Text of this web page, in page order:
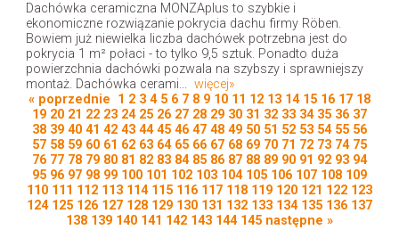
Dachówka ceramiczna MONZAplus to szybkie i
ekonomiczne rozwiązanie pokrycia dachu firmy Röben.
Bowiem już niewielka liczba dachówek potrzebna jest do
pokrycia 1 m² połaci - to tylko 9,5 sztuk. Ponadto duża
powierzchnia dachówki pozwala na szybszy i sprawniejszy
montaż. Dachówka cerami... więcej»
« poprzednie 1 2 3 4 5 6 7 8 9 10 11 12 13 14 15 16 17 18
19 20 21 22 23 24 25 26 27 28 29 30 31 32 33 34 35 36 37
38 39 40 41 42 43 44 45 46 47 48 49 50 51 52 53 54 55 56
57 58 59 60 61 62 63 64 65 66 67 68 69 70 71 72 73 74 75
76 77 78 79 80 81 82 83 84 85 86 87 88 89 90 91 92 93 94
95 96 97 98 99 100 101 102 103 104 105 106 107 108 109
110 111 112 113 114 115 116 117 118 119 120 121 122 123
124 125 126 127 128 129 130 131 132 133 134 135 136 137
138 139 140 141 142 143 144 145 następne »